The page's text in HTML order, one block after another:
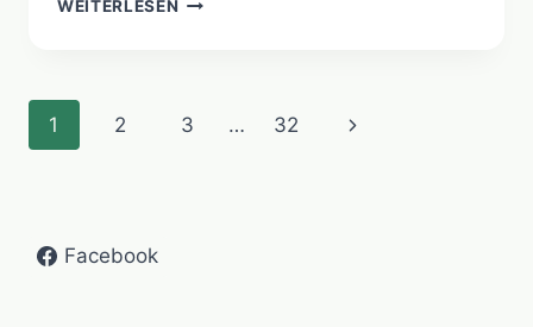
WEITERLESEN
JAHRE
Seitennavigation
1 2 3 … 32
Nächste
Facebook